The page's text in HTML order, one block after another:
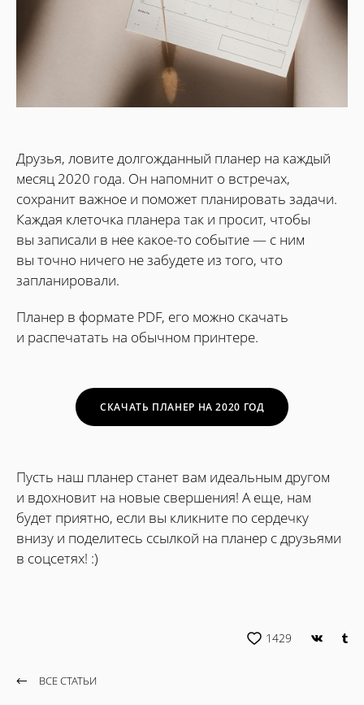
Друзья, ловите долгожданный планер на каждый
месяц 2020 года. Он напомнит о встречах,
сохранит важное и поможет планировать задачи.
Каждая клеточка планера так и просит, чтобы
вы записали в нее какое-то событие — с ним
вы точно ничего не забудете из того, что
запланировали.
Планер в формате PDF, его можно скачать
и распечатать на обычном принтере.
СКАЧАТЬ ПЛАНЕР НА 2020 ГОД
Пусть наш планер станет вам идеальным другом
и вдохновит на новые свершения! А еще, нам
будет приятно, если вы кликните по сердечку
внизу и поделитесь ссылкой на планер с друзьями
в соцсетях! :)
1429
ВСЕ СТАТЬИ